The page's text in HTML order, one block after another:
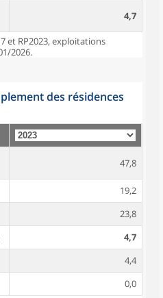
4,7
et RP2023, exploitations
2026.
des résidences
47,8
19,2
23,8
4,7
4,4
0,0